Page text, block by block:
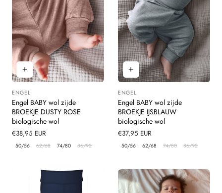
Leverancier:
ENGEL
Engel BABY wol zijde
BROEKJE DUSTY ROSE
biologische wol
Normale
prijs
€38,95 EUR
50/56 62/68 74/80 86/92
Leverancier:
ENGEL
Engel BABY wol zijde
BROEKJE IJSBLAUW
biologische wol
Normale
prijs
€37,95 EUR
50/56 62/68 74/80 86/92